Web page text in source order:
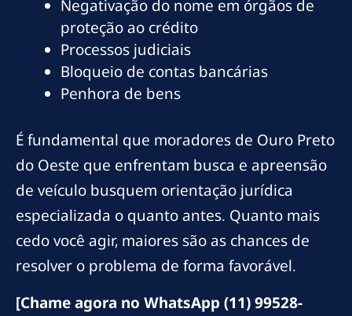
Negativação do nome em órgãos de
proteção ao crédito
Processos judiciais
Bloqueio de contas bancárias
Penhora de bens
É fundamental que moradores de Ouro Preto
do Oeste que enfrentam busca e apreensão
de veículo busquem orientação jurídica
especializada o quanto antes. Quanto mais
cedo você agir, maiores são as chances de
resolver o problema de forma favorável.
[Chame agora no WhatsApp (11) 99528-